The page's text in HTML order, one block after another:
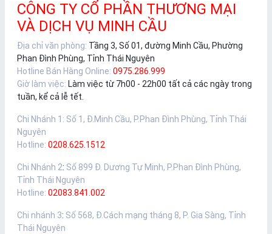
CÔNG TY CỔ PHẦN THƯƠNG MẠI
VÀ DỊCH VỤ MINH CẦU
Địa chỉ văn phòng: Tầng 3, Số 01, đường Minh Cầu, Phường
Phan Đình Phùng, Tỉnh Thái Nguyên
Hotline Bán Hàng Online: 0975.286.999
Giờ làm việc: Làm việc từ 7h00 - 22h00 tất cả các ngày trong
tuần, kể cả lễ tết.
Chi Nhánh 1 : Số 1, Đ.Minh Cầu, P.Phan Đình Phùng, Tỉnh Thái
Nguyên
Hotline: 0208.625.1512
Chi Nhánh 2: Số 899 Đ. Dương Tự Minh, P.Phan Đình Phùng,
Tỉnh Thái Nguyên
Hotline: 02083.841.002
Chi nhánh 3: Số 568, Đ.Cách mạng tháng 8, P. Gia Sàng, Tỉnh
Thái Nguyên